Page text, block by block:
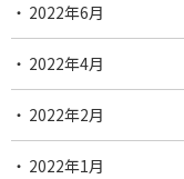
2022年6月
2022年4月
2022年2月
2022年1月